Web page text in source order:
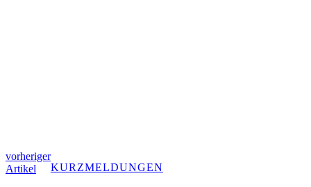
vorheriger
Artikel
KURZMELDUNGEN